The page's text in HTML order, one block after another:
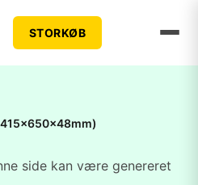
STORKØB
side kan være genereret